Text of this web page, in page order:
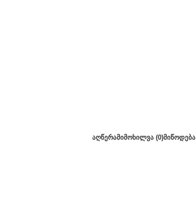
ᲐᲦᲬᲔᲠᲐᲛᲘᲛᲝᲮᲘᲚᲕᲐ (0)ᲛᲘᲬᲝᲓᲔᲑᲐ